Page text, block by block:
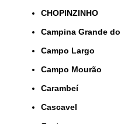
CHOPINZINHO
Campina Grande
Campo Largo
Campo Mourão
Carambeí
Cascavel